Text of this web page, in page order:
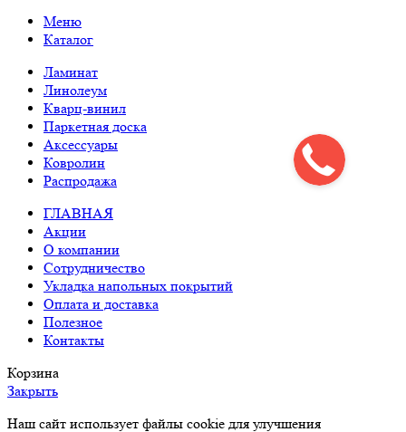
Меню
Каталог
Ламинат
Линолеум
Кварц-винил
Паркетная доска
Аксессуары
Ковролин
Распродажа
ГЛАВНАЯ
Акции
О компании
Сотрудничество
Укладка напольных покрытий
Оплата и доставка
Полезное
Контакты
Корзина
Закрыть
Наш сайт использует файлы cookie для улучшения